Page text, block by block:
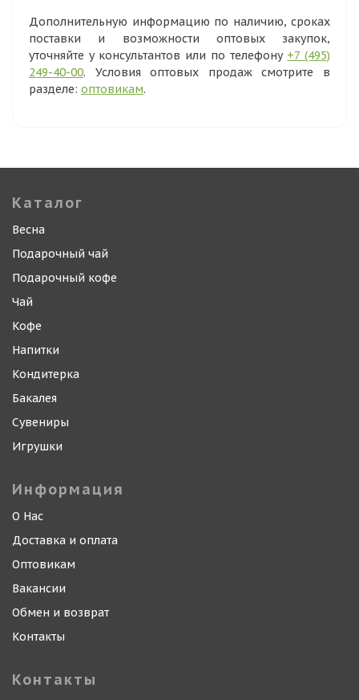
Дополнительную информацию по наличию, сроках
поставки и возможности оптовых закупок,
уточняйте у консультантов или по телефону +7 (495)
249-40-00. Условия оптовых продаж смотрите в
разделе: оптовикам.
Каталог
Весна
Подарочный чай
Подарочный кофе
Чай
Кофе
Напитки
Кондитерка
Бакалея
Сувениры
Игрушки
Информация
О Нас
Доставка и оплата
Оптовикам
Вакансии
Обмен и возврат
Контакты
Контакты